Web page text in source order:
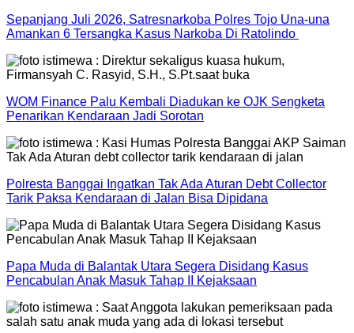
Sepanjang Juli 2026, Satresnarkoba Polres Tojo Una-una
Amankan 6 Tersangka Kasus Narkoba Di Ratolindo
WOM Finance Palu Kembali Diadukan ke OJK Sengketa
Penarikan Kendaraan Jadi Sorotan
Polresta Banggai Ingatkan Tak Ada Aturan Debt Collector
Tarik Paksa Kendaraan di Jalan Bisa Dipidana
Papa Muda di Balantak Utara Segera Disidang Kasus
Pencabulan Anak Masuk Tahap II Kejaksaan